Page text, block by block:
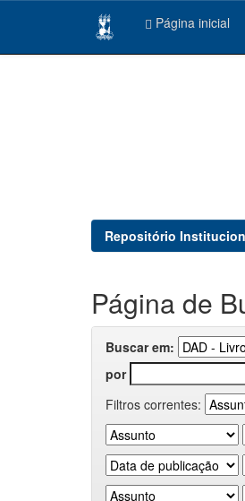
Página inicial
Repositório
Página de
Buscar em:
por
Filtros correntes: